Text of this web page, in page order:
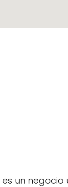
es un negocio